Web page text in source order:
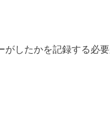
したかを記録する必要